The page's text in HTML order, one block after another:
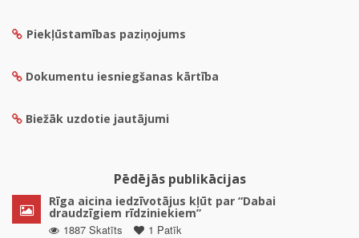
Piekļūstamības paziņojums
Dokumentu iesniegšanas kārtība
Biežāk uzdotie jautājumi
Pēdējās publikācijas
Rīga aicina iedzīvotājus kļūt par “Dabai
draudzīgiem rīdziniekiem”
1887 Skatīts
1 Patīk